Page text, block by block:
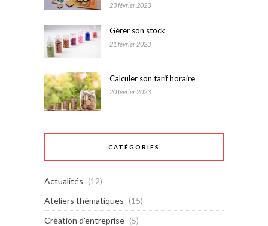
23 février 2023
Gérer son stock
21 février 2023
Calculer son tarif horaire
20 février 2023
CATÉGORIES
Actualités (12)
Ateliers thématiques (15)
Création d'entreprise (5)